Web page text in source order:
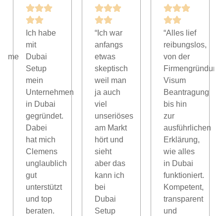
Ich habe
mit
Dubai
Setup
mein
Unternehmen
in Dubai
gegründet.
Dabei
hat mich
Clemens
unglaublich
gut
unterstützt
und top
beraten.
“Ich war
anfangs
etwas
skeptisch
weil man
ja auch
viel
unseriöses
am Markt
hört und
sieht
aber das
kann ich
bei
Dubai
Setup
“Alles lief
reibungslos,
von der
Visum
Beantragung
bis hin
zur
ausführlichen
Erklärung,
wie alles
in Dubai
funktioniert.
Kompetent,
transparent
und